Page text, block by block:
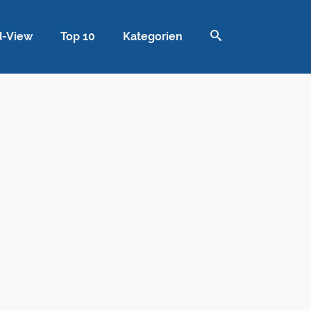
View Top 10 Kategorien